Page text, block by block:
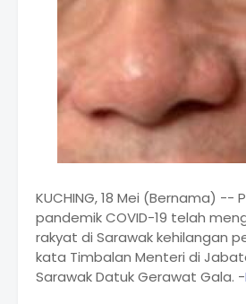
KUCHING, 18 Mei (Bernama) --
pandemik COVID-19 telah
rakyat di Sarawak kehilangan
kata Timbalan Menteri di
Sarawak Datuk Gerawat Gala. -